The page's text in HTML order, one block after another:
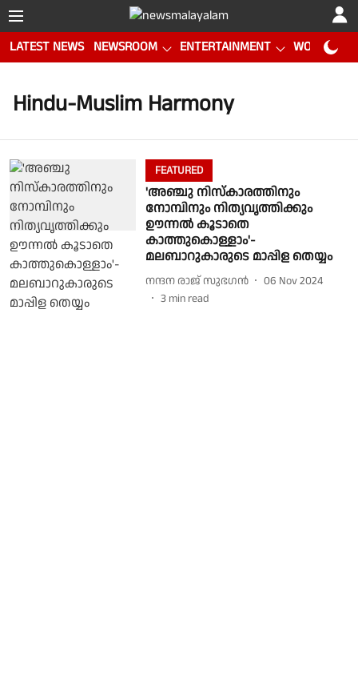
LATEST NEWS NEWSROOM ENTERTAINMENT WORLD CUP
Hindu-Muslim Harmony
FEATURED
'അഞ്ചു നിസ്‌കാരത്തിനും
നോമ്പിനും നിത്യവൃത്തിക്കും
ഊന്നല്‍ കൂടാതെ
കാത്തുകൊള്ളാം'-
മലബാറുകാരുടെ മാപ്പിള തെയ്യം
നന്ദന രാജ് സുഭഗന്‍
06 Nov 2024
3 min read